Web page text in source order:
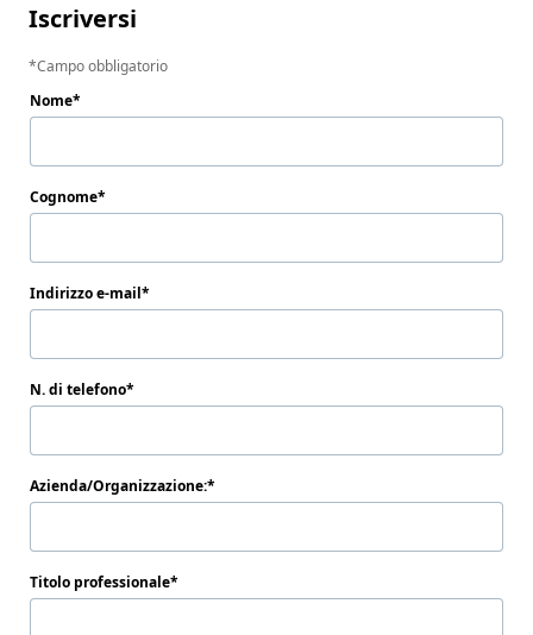
Iscriversi
Campo obbligatorio
Nome
Cognome
Indirizzo e-mail
N. di telefono
Azienda/Organizzazione:
Titolo professionale